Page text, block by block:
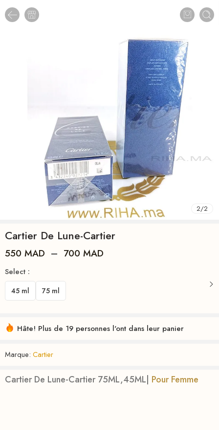
2/2
Cartier De Lune-Cartier
550 MAD – 700 MAD
Select :
45 ml 75 ml
Hâte! Plus de 19 personnes l'ont dans leur panier
Marque: Cartier
Cartier De Lune-Cartier 75ML,45ML| Pour Femme